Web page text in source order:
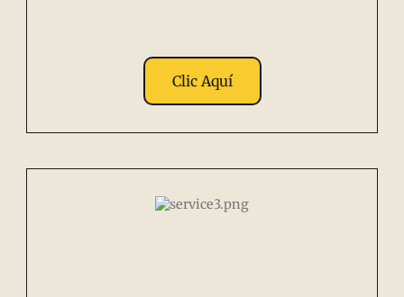
Clic Aquí